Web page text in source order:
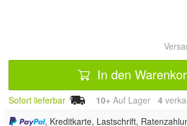
In den
Sofort lieferbar 10+ Auf Lager 4
, Kreditkarte, Lastschrift,